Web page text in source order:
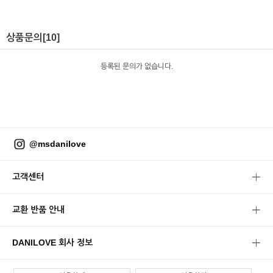
상품문의 [10]
등록된 문의가 없습니다.
@msdanilove
고객센터
교환 반품 안내
DANILOVE 회사 정보